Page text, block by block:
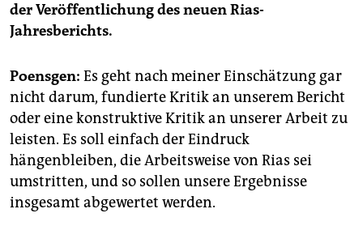
der Veröffentlichung des neuen Rias-
Jahresberichts.
Poensgen: Es geht nach meiner Einschätzung gar
nicht darum, fundierte Kritik an unserem Bericht
oder eine konstruktive Kritik an unserer Arbeit zu
leisten. Es soll einfach der Eindruck
hängenbleiben, die Arbeitsweise von Rias sei
umstritten, und so sollen unsere Ergebnisse
insgesamt abgewertet werden.